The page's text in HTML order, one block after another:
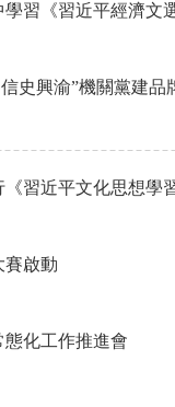
習《習近平經濟文
史興渝”機關黨建品
習近平文化思想
賽啟動
化工作推進會